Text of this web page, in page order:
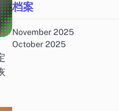
档案
November 2025
October 2025